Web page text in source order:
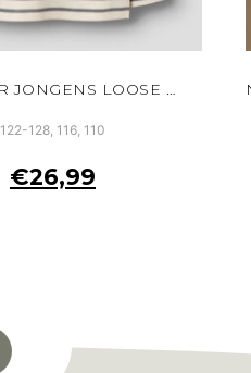
LIL’ ATELIER JONGENS LOOSE POLO SWEATER WIT TURTLEDOVE BIOLOGISCH KATOEN
122-128, 116, 110
€26,99